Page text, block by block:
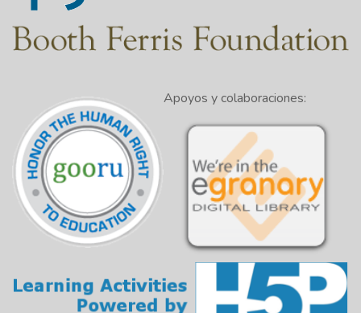
Apoyos y colaboraciones: